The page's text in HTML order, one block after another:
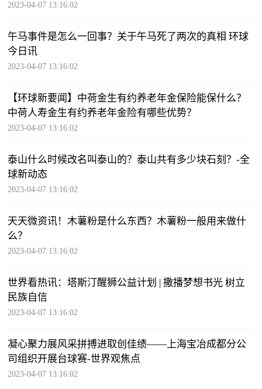
2023-04-07 13:16:02
午马事件是怎么一回事？关于午马死了两次的真相 环球
今日讯
2023-04-07 13:16:02
【环球新要闻】中荷金生有约养老年金保险能保什么？
中荷人寿金生有约养老年金险有哪些优势？
2023-04-07 13:16:02
泰山什么时候改名叫泰山的？泰山共有多少块石刻？-全
球新动态
2023-04-07 13:16:02
天天微资讯！木薯粉是什么东西？木薯粉一般用来做什
么？
2023-04-07 13:16:02
世界看热讯：塔斯汀醒狮公益计划 | 撒播梦想书光 树立
民族自信
2023-04-07 13:16:02
凝心聚力展风采拼搏进取创佳绩——上海宝冶成都分公
司组织开展台球赛-世界观焦点
2023-04-07 13:16:02